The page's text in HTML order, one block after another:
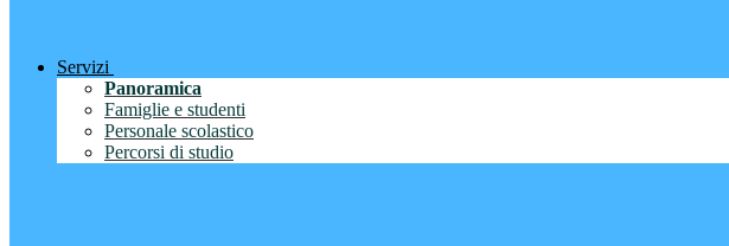
Servizi
Panoramica
Famiglie e studenti
Personale scolastico
Percorsi di studio